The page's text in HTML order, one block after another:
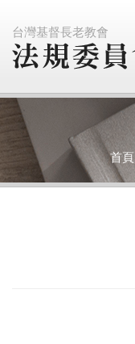
台灣基督長老教會
首頁